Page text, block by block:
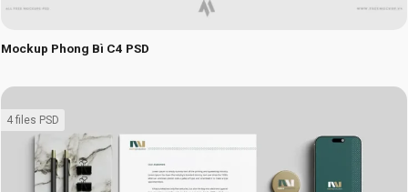
Mockup Phong Bì C4 PSD
4 files PSD